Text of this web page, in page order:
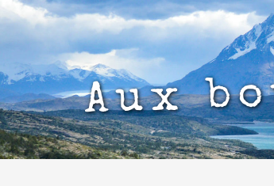
Aux